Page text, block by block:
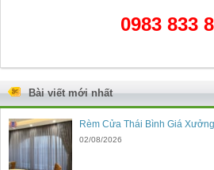
0983 833
Bài viết mới nhất
Rèm Cửa Thái Bình Giá
02/08/2026